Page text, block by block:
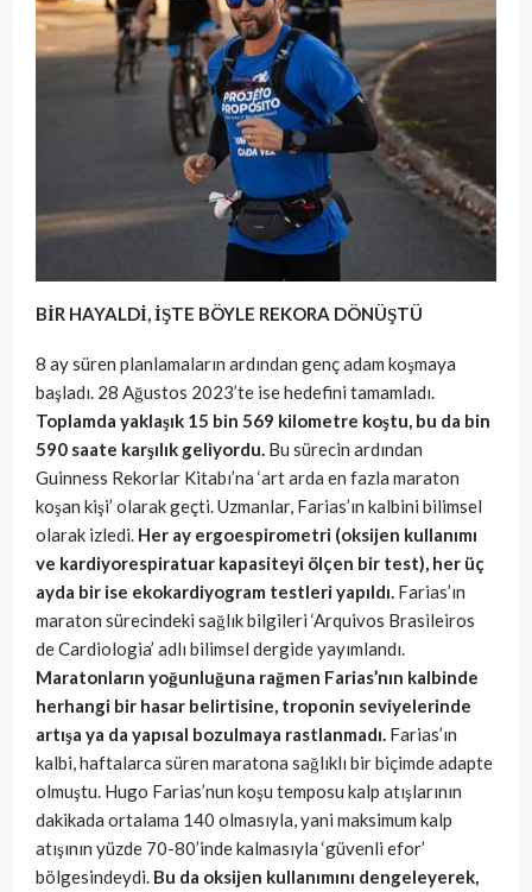
BİR HAYALDİ, İŞTE BÖYLE REKORA DÖNÜŞTÜ
8 ay süren planlamaların ardından genç adam koşmaya
başladı. 28 Ağustos 2023’te ise hedefini tamamladı.
Toplamda yaklaşık 15 bin 569 kilometre koştu, bu da bin
590 saate karşılık geliyordu. Bu sürecin ardından
Guinness Rekorlar Kitabı’na ‘art arda en fazla maraton
koşan kişi’ olarak geçti. Uzmanlar, Farias’ın kalbini bilimsel
olarak izledi. Her ay ergoespirometri (oksijen kullanımı
ve kardiyorespiratuar kapasiteyi ölçen bir test), her üç
ayda bir ise ekokardiyogram testleri yapıldı. Farias’ın
maraton sürecindeki sağlık bilgileri ‘Arquivos Brasileiros
de Cardiologia’ adlı bilimsel dergide yayımlandı.
Maratonların yoğunluğuna rağmen Farias’nın kalbinde
herhangi bir hasar belirtisine, troponin seviyelerinde
artışa ya da yapısal bozulmaya rastlanmadı. Farias’ın
kalbi, haftalarca süren maratona sağlıklı bir biçimde adapte
olmuştu. Hugo Farias’nun koşu temposu kalp atışlarının
dakikada ortalama 140 olmasıyla, yani maksimum kalp
atışının yüzde 70-80’inde kalmasıyla ‘güvenli efor’
bölgesindeydi. Bu da oksijen kullanımını dengeleyerek,